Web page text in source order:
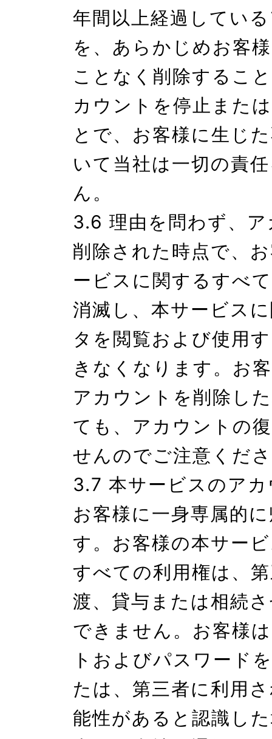
年間以上経過してい
を、あらかじめお客
ことなく削除するこ
カウントを停止また
とで、お客様に生じ
いて当社は一切の責
ん。
3.6 理由を問わず、
削除された時点で、
ービスに関するすべ
消滅し、本サービス
タを閲覧および使用
きなくなります。お
アカウントを削除し
ても、アカウントの
せんのでご注意くだ
3.7 本サービスのア
お客様に一身専属的
す。お客様の本サー
すべての利用権は、
渡、貸与または相続
できません。お客様
トおよびパスワード
たは、第三者に利用
能性があると認識し